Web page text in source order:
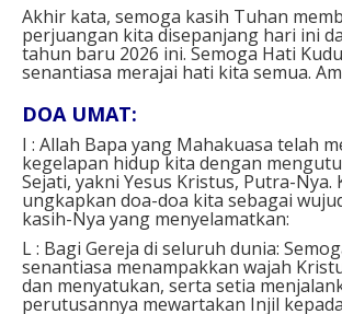
Akhir kata, semoga kasih Tuhan
perjuangan kita disepanjang hari ini
tahun baru 2026 ini. Semoga Hati
senantiasa merajai hati kita semua.
DOA UMAT:
I : Allah Bapa yang Mahakuasa telah
kegelapan hidup kita dengan
Sejati, yakni Yesus Kristus, Putra-Nya.
ungkapkan doa-doa kita sebagai
kasih-Nya yang menyelamatkan:
L : Bagi Gereja di seluruh dunia:
senantiasa menampakkan wajah
dan menyatukan, serta setia
perutusannya mewartakan Injil